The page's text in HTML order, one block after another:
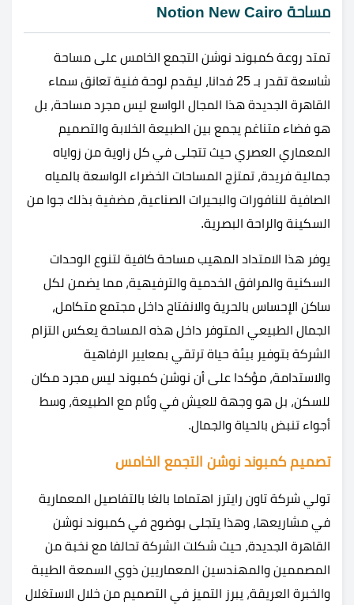
مساحة Notion New Cairo
تمتد روعة كمبوند نوشن التجمع الخامس على مساحة
شاسعة تقدر بـ 25 فدانا، ليقدم لوحة فنية تعانق سماء
القاهرة الجديدة هذا المجال الواسع ليس مجرد مساحة، بل
هو فضاء متناغم يجمع بين الطبيعة الخلابة والتصميم
المعماري العصري حيث تتجلى في كل زاوية من زواياه
جمالية فريدة، تمتزج المساحات الخضراء الواسعة بالمياه
الصافية للنافورات والبحيرات الصناعية، مضفية بذلك جوا من
السكينة والراحة البصرية.
يوفر هذا الامتداد المهيب مساحة كافية لتنوع الوحدات
السكنية والمرافق الخدمية والترفيهية، مما يضمن لكل
ساكن الإحساس بالحرية والانفتاح داخل مجتمع متكامل،
الجمال الطبيعي المتوفر داخل هذه المساحة يعكس التزام
الشركة بتوفير بيئة حياة ترتقي بمعايير الرفاهية
والاستدامة، مؤكدا على أن نوشن كمبوند ليس مجرد مكان
للسكن، بل هو وجهة للعيش في وئام مع الطبيعة، وسط
أجواء تنبض بالحياة والجمال.
تصميم كمبوند نوشن التجمع الخامس
تولي شركة تاون رايترز اهتماما بالغا بالتفاصيل المعمارية
في مشاريعها، وهذا يتجلى بوضوح في كمبوند نوشن
القاهرة الجديدة، حيث شكلت الشركة تحالفا مع نخبة من
المصممين والمهندسين المعماريين ذوي السمعة الطيبة
والخبرة العريقة، يبرز التميز في التصميم من خلال الاستغلال